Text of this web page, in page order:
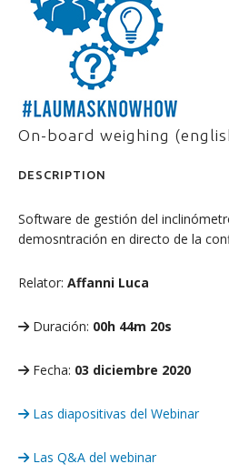
On-board weighing
DESCRIPTION
Software de gestión del
demosntración en directo de la
Relator: Affanni Luca
Duración: 00h 44m 20s
Fecha: 03 diciembre 2020
Las diapositivas del Webinar
Las Q&A del webinar